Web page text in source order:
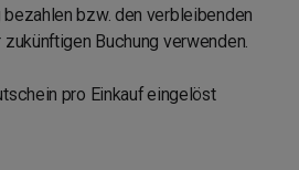
bzw. den verbleibenden
Buchung verwenden.
pro Einkauf eingelöst